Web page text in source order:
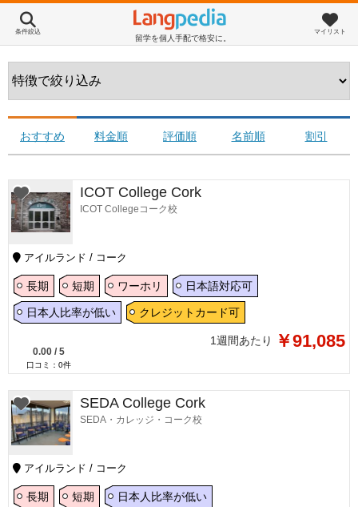
留学を個人手配で格安に。
条件絞込 マイリスト
おすすめ 料金順 評価順 名前順 割引
ICOT College Cork
ICOT Collegeコーク校
アイルランド / コーク
長期 短期 ワーホリ 日本語対応可
日本人比率が低い クレジットカード可
0.00 / 5
口コミ： 0件
1週間あたり ￥91,085
SEDA College Cork
SEDA・カレッジ・コーク校
アイルランド / コーク
長期 短期 日本人比率が低い